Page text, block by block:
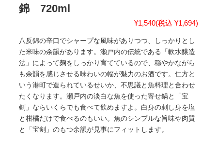
錦 720ml
¥1,540(税込 ¥1,694)
八反錦の辛口でシャープな風味がありつつ、しっかりとし
た米味の余韻があります。瀬戸内の伝統である「軟水醸造
法」によって麹をしっかり育てているので、穏やかながら
も余韻を感じさせる味わいの幅が魅力のお酒です。仁方と
いう港町で造られているせいか、不思議と魚料理と合わせ
たくなります。瀬戸内の淡白な魚を使った寄せ鍋と「宝
剣」ならいくらでも食べて飲めますよ。白身の刺し身を塩
と柑橘だけで食べるのもいい。魚のシンプルな旨味や肉質
と「宝剣」のもつ余韻が見事にフィットします。